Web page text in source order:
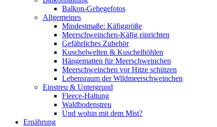
Balkon-Gehegefotos
Allgemeines
Mindestmaße: Käfiggröße
Meerschweinchen-Käfig einrichten
Gefährliches Zubehör
Kuschelwelten & Kuschelhöhlen
Hängematten für Meerschweinchen
Meerschweinchen vor Hitze schützen
Lebensraum der Wildmeerschweinchen
Einstreu & Untergrund
Fleece-Haltung
Waldbodenstreu
Und wohin mit dem Mist?
Ernährung